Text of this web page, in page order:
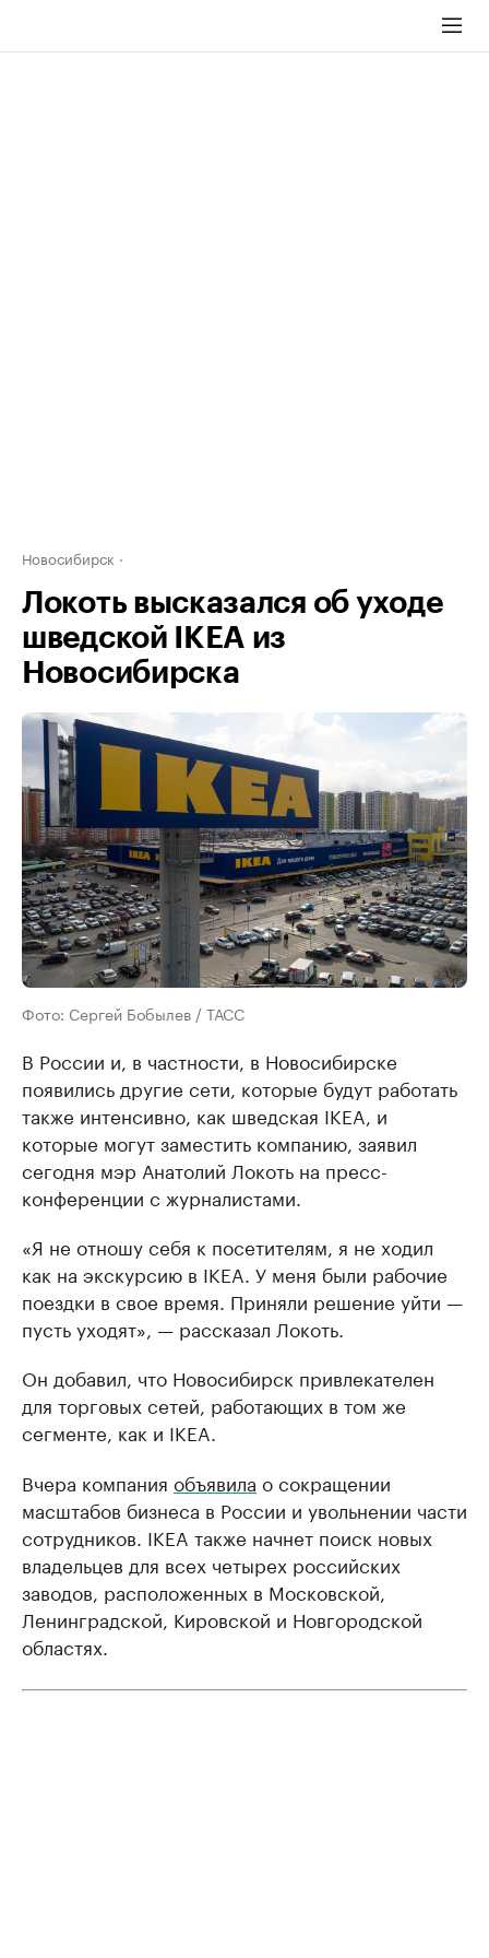
Новосибирск
Локоть высказался об уходе
шведской IKEA из
Новосибирска
Фото: Сергей Бобылев / ТАСС
В России и, в частности, в Новосибирске
появились другие сети, которые будут работать
также интенсивно, как шведская IKEA, и
которые могут заместить компанию, заявил
сегодня мэр Анатолий Локоть на пресс-
конференции с журналистами.
«Я не отношу себя к посетителям, я не ходил
как на экскурсию в IKEA. У меня были рабочие
поездки в свое время. Приняли решение уйти —
пусть уходят», — рассказал Локоть.
Он добавил, что Новосибирск привлекателен
для торговых сетей, работающих в том же
сегменте, как и IKEA.
Вчера компания объявила о сокращении
масштабов бизнеса в России и увольнении части
сотрудников. IKEA также начнет поиск новых
владельцев для всех четырех российских
заводов, расположенных в Московской,
Ленинградской, Кировской и Новгородской
областях.